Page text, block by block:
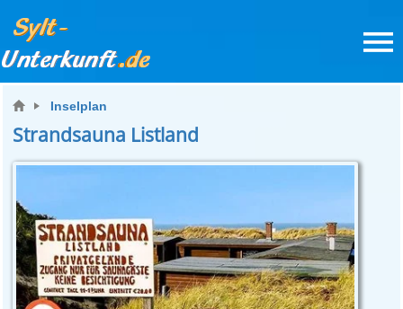
Inselplan
Strandsauna Listland